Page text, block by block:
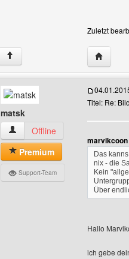
Zuletzt
↑ Website
matsk
matsk Benutzer-Profile anzeigen
Offline
Premium
Support-Team
Titel: Re:
Das
nix - die
Kein
Über
Hallo
ich gebe